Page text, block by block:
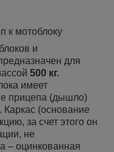
к мотоблоку
и
для
500 кг.
имеет
прицепа (дышло)
Каркас (основание
за счет этого он
не
– оцинкованная